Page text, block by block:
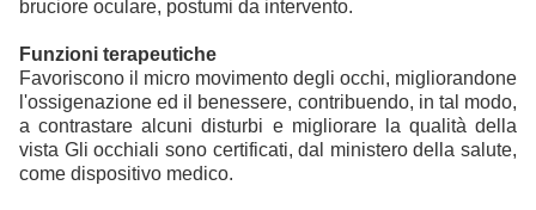
bruciore oculare, postumi da intervento.
Funzioni terapeutiche
Favoriscono il micro movimento degli occhi, migliorandone
l'ossigenazione ed il benessere, contribuendo, in tal modo,
a contrastare alcuni disturbi e migliorare la qualità della
vista Gli occhiali sono certificati, dal ministero della salute,
come dispositivo medico.